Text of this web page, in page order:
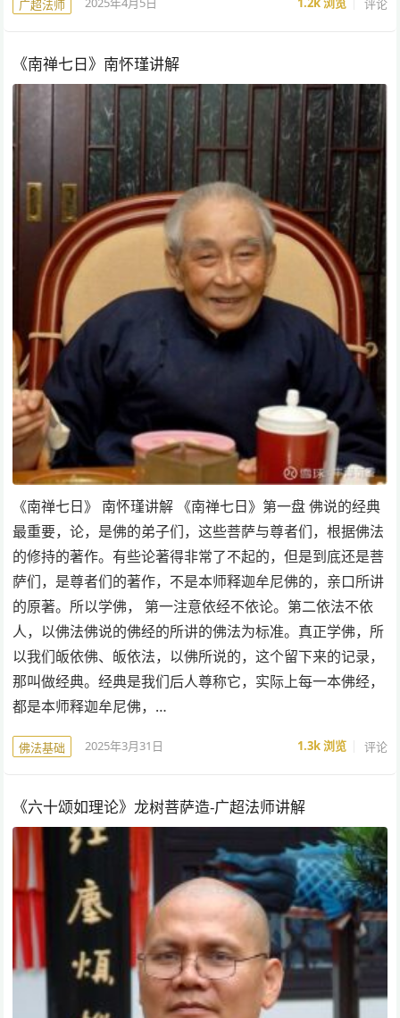
广超法师 评论
《南禅七日》南怀瑾讲解
《南禅七日》 南怀瑾讲解 《南禅七日》第一盘 佛说的经典
最重要，论，是佛的弟子们，这些菩萨与尊者们，根据佛法
的修持的著作。有些论著得非常了不起的，但是到底还是菩
萨们，是尊者们的著作，不是本师释迦牟尼佛的，亲口所讲
的原著。所以学佛， 第一注意依经不依论。第二依法不依
人，以佛法佛说的佛经的所讲的佛法为标准。真正学佛，所
以我们皈依佛、皈依法，以佛所说的，这个留下来的记录，
那叫做经典。经典是我们后人尊称它，实际上每一本佛经，
都是本师释迦牟尼佛，…
佛法基础 2025年3月31日 1.3k浏览 评论
《六十颂如理论》龙树菩萨造-广超法师讲解